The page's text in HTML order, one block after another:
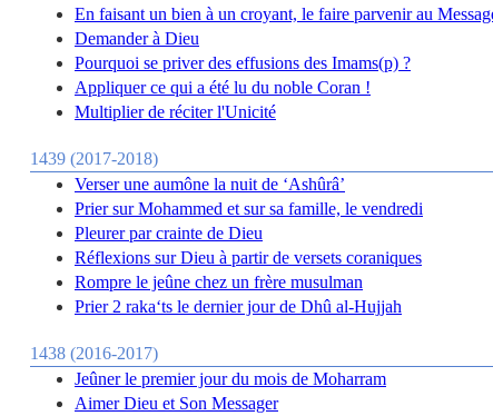
En faisant un bien à un croyant, le faire parvenir au
Demander à Dieu
Pourquoi se priver des effusions des Imams(p) ?
Appliquer ce qui a été lu du noble Coran !
Multiplier de réciter l'Unicité
1439 (2017-2018)
Verser une aumône la nuit de ‘Ashûrâ’
Prier sur Mohammed et sur sa famille, le vendredi
Pleurer par crainte de Dieu
Réflexions sur Dieu à partir de versets coraniques
Rompre le jeûne chez un frère musulman
Prier 2 raka‘ts le dernier jour de Dhû al-Hujjah
1438 (2016-2017)
Jeûner le premier jour du mois de Moharram
Aimer Dieu et Son Messager